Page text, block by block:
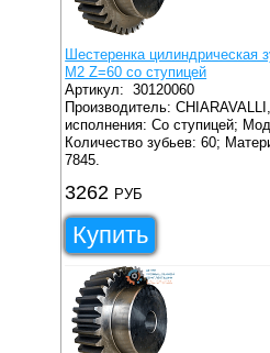
Шестеренка цилиндрическая
M2 Z=60 со ступицей
Артикул:30120060
Производитель:
исполнения: Со ступицей;
Количество зубьев: 60;
7845.
3262 РУБ
Купить